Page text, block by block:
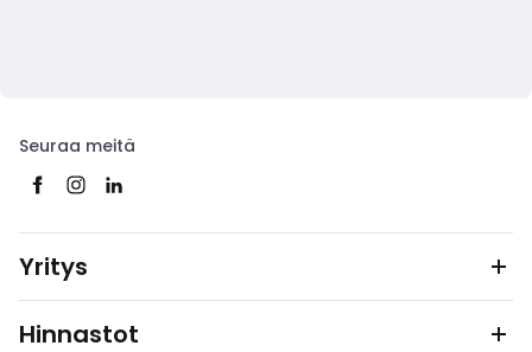
Seuraa meitä
Yritys
Hinnastot